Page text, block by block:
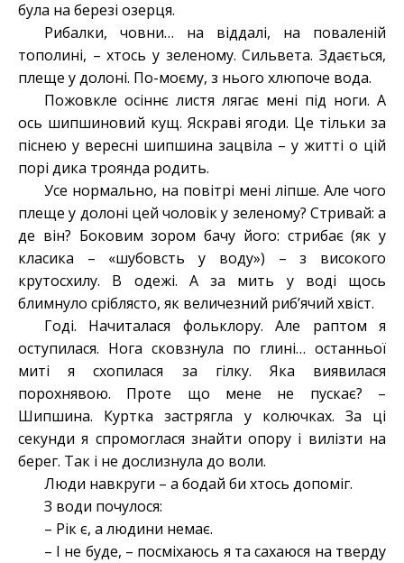
була на березі озерця.
Рибалки, човни… на віддалі, на поваленій
тополині, – хтось у зеленому. Сильвета. Здається,
плеще у долоні. По-моєму, з нього хлюпоче вода.
Пожовкле осіннє листя лягає мені під ноги. А
ось шипшиновий кущ. Яскраві ягоди. Це тільки за
піснею у вересні шипшина зацвіла – у житті о цій
порі дика троянда родить.
Усе нормально, на повітрі мені ліпше. Але чого
плеще у долоні цей чоловік у зеленому? Стривай: а
де він? Боковим зором бачу його: стрибає (як у
класика – «шубовсть у воду») – з високого
крутосхилу. В одежі. А за мить у воді щось
блимнуло сріблясто, як величезний риб’ячий хвіст.
Годі. Начиталася фольклору. Але раптом я
оступилася. Нога сковзнула по глині… останньої
миті я схопилася за гілку. Яка виявилася
порохнявою. Проте що мене не пускає? –
Шипшина. Куртка застрягла у колючках. За ці
секунди я спромоглася знайти опору і вилізти на
берег. Так і не дослизнула до воли.
Люди навкруги – а бодай би хтось допоміг.
З води почулося:
– Рік є, а людини немає.
– І не буде, – посміхаюсь я та сахаюся на тверду